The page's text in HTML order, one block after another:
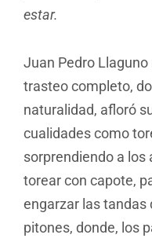
estar.
Juan Pedro
trasteo completo,
naturalidad, afloró
cualidades como
sorprendiendo a los
torear con capote,
engarzar las
pitones, donde, los